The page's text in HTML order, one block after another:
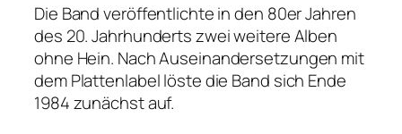
Die Band veröffentlichte in den 80er Jahren
des 20. Jahrhunderts zwei weitere Alben
ohne Hein. Nach Auseinandersetzungen mit
dem Plattenlabel löste die Band sich Ende
1984 zunächst auf.